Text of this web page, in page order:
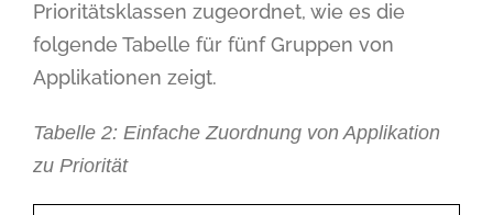
Prioritätsklassen zugeordnet, wie es die
folgende Tabelle für fünf Gruppen von
Applikationen zeigt.
Tabelle 2: Einfache Zuordnung von Applikation
zu Priorität